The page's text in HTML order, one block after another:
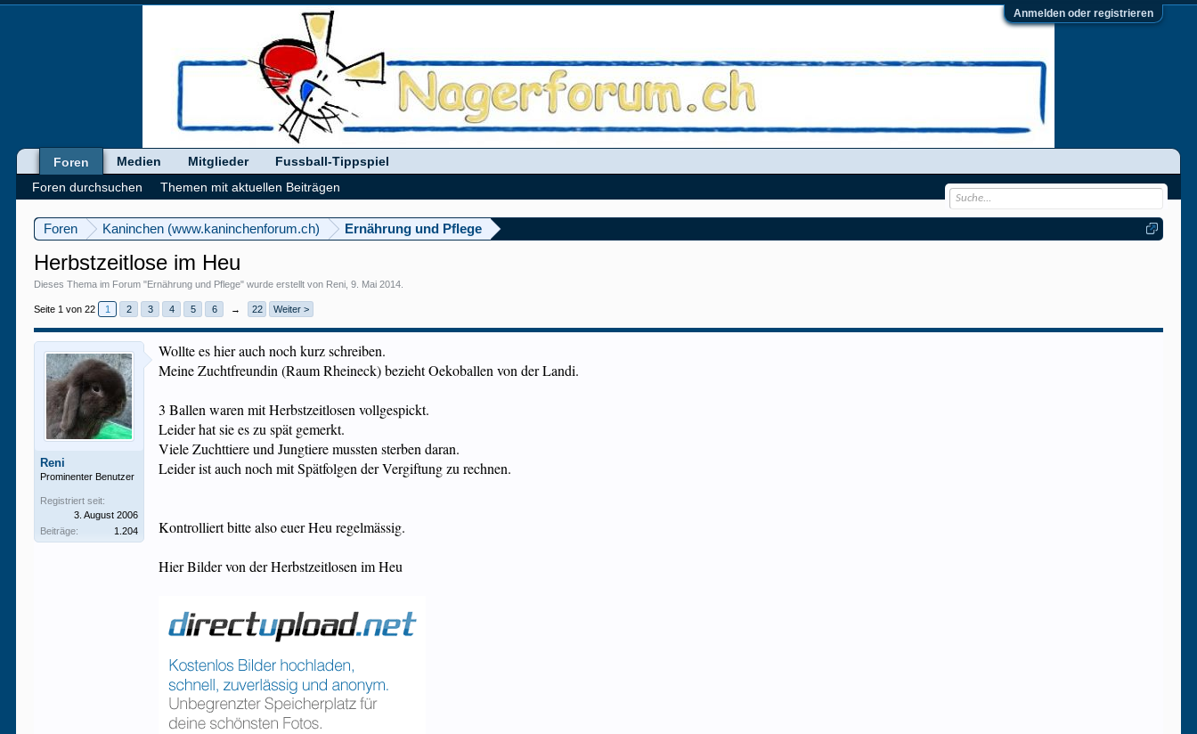
Anmelden oder registrieren
Foren Kaninchen (www.kaninchenforum.ch) Ernährung und Pflege
Herbstzeitlose im Heu
Dieses Thema im Forum "Ernährung und Pflege" wurde erstellt von Reni ,9. Mai 2014
Seite 1 von 22 1 2 3 4 5 6 → 22 Weiter >
Reni
Prominenter Benutzer
Registriert seit:
3. August 2006
Beiträge:
1.204
Wollte es hier auch noch kurz schreiben.
Meine Zuchtfreundin (Raum Rheineck) bezieht Oekoballen von der Landi.
3 Ballen waren mit Herbstzeitlosen vollgespickt.
Leider hat sie es zu spät gemerkt.
Viele Zuchttiere und Jungtiere mussten sterben daran.
Leider ist auch noch mit Spätfolgen der Vergiftung zu rechnen.
Kontrolliert bitte also euer Heu regelmässig.
Hier Bilder von der Herbstzeitlosen im Heu
Foren
Foren durchsuchen
Themen mit aktuellen Beiträgen
Medien Mitglieder Fussball-Tippspiel